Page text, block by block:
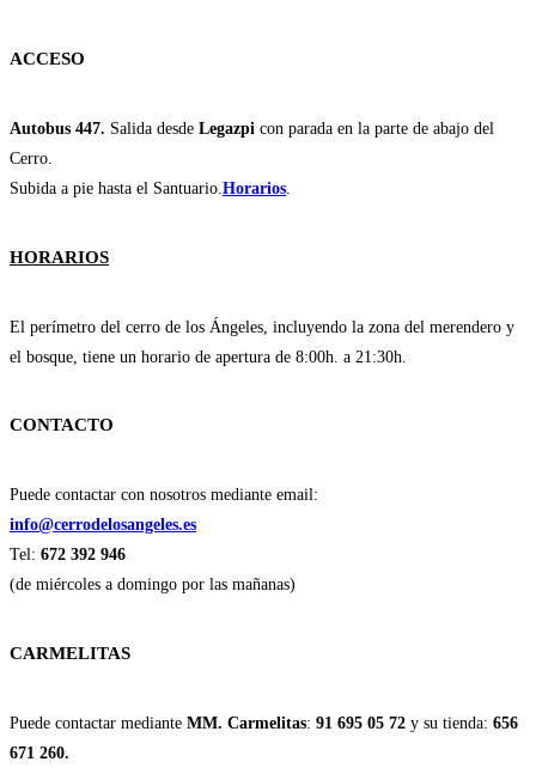
ACCESO
Autobus 447. Salida desde Legazpi con parada en la parte de abajo del
Cerro.
Subida a pie hasta el Santuario. Horarios
HORARIOS
El perímetro del cerro de los Ángeles, incluyendo la zona del merendero y
el bosque, tiene un horario de apertura de 8:00h. a 21:30h.
CONTACTO
Puede contactar con nosotros mediante email:
info@cerrodelosangeles.es
Tel: 672 392 946
(de miércoles a domingo por las mañanas)
CARMELITAS
Puede contactar mediante MM. Carmelitas: 91 695 05 72 y su tienda: 656
671 260.